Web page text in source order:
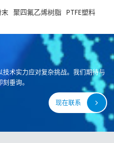
聚四氟乙烯树脂 PTFE塑料
术实力应对复杂挑战。我们期待与
垂询。
现在联系